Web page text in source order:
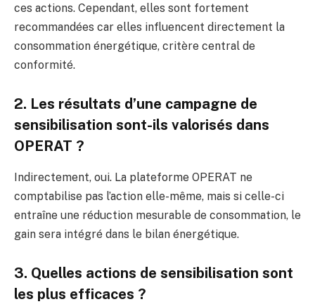
ces actions. Cependant, elles sont fortement
recommandées car elles influencent directement la
consommation énergétique, critère central de
conformité.
2. Les résultats d’une campagne de
sensibilisation sont-ils valorisés dans
OPERAT ?
Indirectement, oui. La plateforme OPERAT ne
comptabilise pas l’action elle-même, mais si celle-ci
entraîne une réduction mesurable de consommation, le
gain sera intégré dans le bilan énergétique.
3. Quelles actions de sensibilisation sont
les plus efficaces ?